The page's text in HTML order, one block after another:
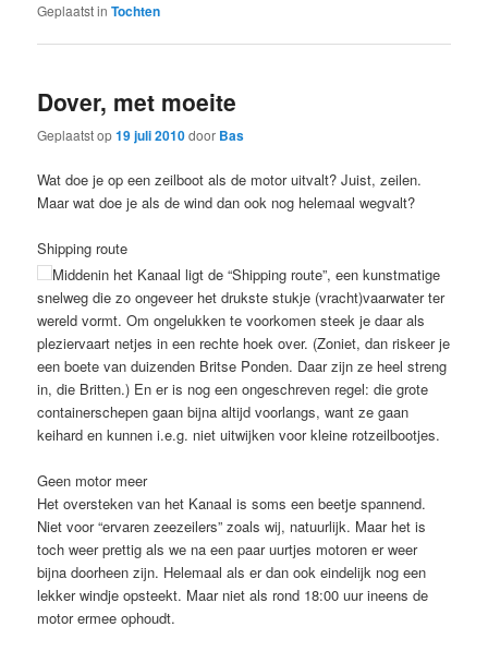
Geplaatst in Tochten
Dover, met moeite
Geplaatst op19 juli 2010door Bas
Wat doe je op een zeilboot als de motor uitvalt? Juist, zeilen.
Maar wat doe je als de wind dan ook nog helemaal wegvalt?
Shipping route
Middenin het Kanaal ligt de “Shipping route”, een kunstmatige
snelweg die zo ongeveer het drukste stukje (vracht)vaarwater ter
wereld vormt. Om ongelukken te voorkomen steek je daar als
pleziervaart netjes in een rechte hoek over. (Zoniet, dan riskeer je
een boete van duizenden Britse Ponden. Daar zijn ze heel streng
in, die Britten.) En er is nog een ongeschreven regel: die grote
containerschepen gaan bijna altijd voorlangs, want ze gaan
keihard en kunnen i.e.g. niet uitwijken voor kleine rotzeilbootjes.
Geen motor meer
Het oversteken van het Kanaal is soms een beetje spannend.
Niet voor “ervaren zeezeilers” zoals wij, natuurlijk. Maar het is
toch weer prettig als we na een paar uurtjes motoren er weer
bijna doorheen zijn. Helemaal als er dan ook eindelijk nog een
lekker windje opsteekt. Maar niet als rond 18:00 uur ineens de
motor ermee ophoudt.